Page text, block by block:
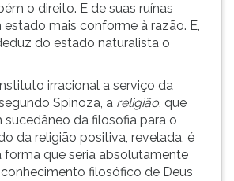
o direito. E de suas ruínas
estado mais conforme à razão. E,
do estado naturalista o
irracional a serviço da
Spinoza, a religião, que
sucedâneo da filosofia para o
da religião positiva, revelada, é
forma que seria absolutamente
filosófico de Deus